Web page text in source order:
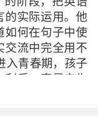
的实际运用。他
如何在句子中使
交流中完全用不
入青春期，孩子
后，容易产生
有学英语的天